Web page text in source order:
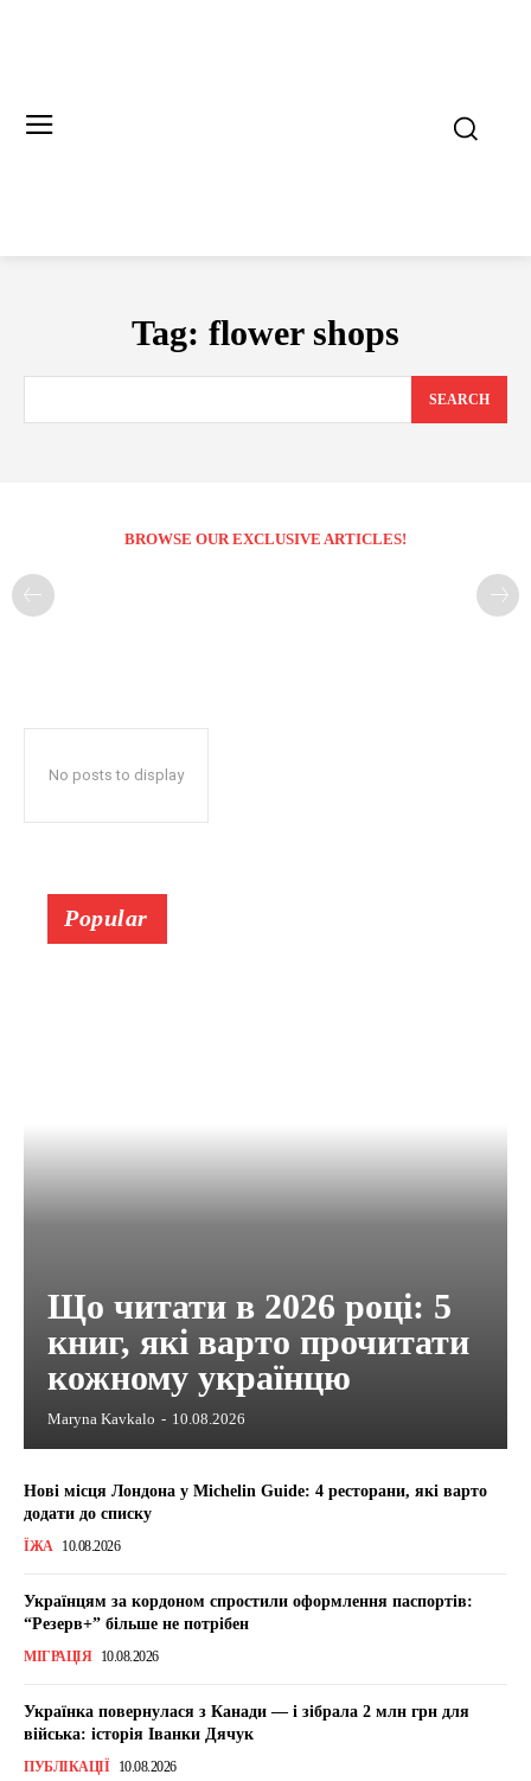
Tag: flower shops
SEARCH
BROWSE OUR EXCLUSIVE ARTICLES!
No posts to display
Popular
Що читати в 2026 році: 5
книг, які варто прочитати
кожному українцю
Maryna Kavkalo - 10.08.2026
Нові місця Лондона у Michelin Guide: 4 ресторани, які варто
додати до списку
ЇЖА 10.08.2026
Українцям за кордоном спростили оформлення паспортів:
“Резерв+” більше не потрібен
МІГРАЦІЯ 10.08.2026
Українка повернулася з Канади — і зібрала 2 млн грн для
війська: історія Іванки Дячук
ПУБЛІКАЦІЇ 10.08.2026